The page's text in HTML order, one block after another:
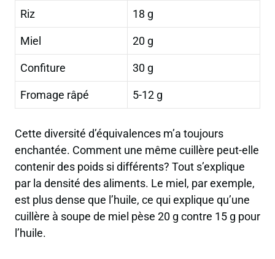
Riz 18 g
Miel 20 g
Confiture 30 g
Fromage râpé 5-12 g
Cette diversité d’équivalences m’a toujours
enchantée. Comment une même cuillère peut-elle
contenir des poids si différents? Tout s’explique
par la densité des aliments. Le miel, par exemple,
est plus dense que l’huile, ce qui explique qu’une
cuillère à soupe de miel pèse 20 g contre 15 g pour
l’huile.